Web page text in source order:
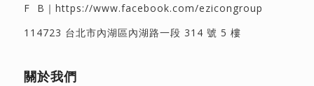
F B｜ https://www.facebook.com/ezicongroup
114723 台北市內湖區內湖路一段 314 號 5 樓
關於我們